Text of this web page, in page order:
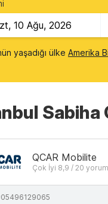
yaşadığı ülke Amerika
Sabiha
QCAR Mobilite
Çok İyi 8,9 / 20 yorum